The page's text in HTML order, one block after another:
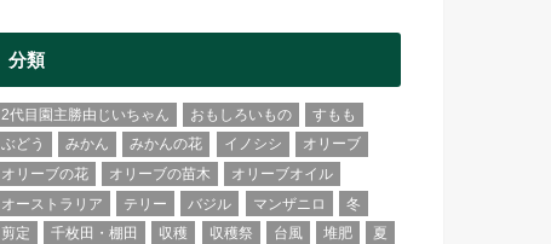
分類
2代目園主勝由じいちゃん おもしろいもの
すもも
ぶどう
みかん みかんの花 イノシシ
オリーブ
オリーブの花
オリーブの苗木
オリーブオイル
オーストラリア
テリー バジル マンザニロ
冬
剪定
千枚田・棚田 収穫 収穫祭 台風 堆肥
夏